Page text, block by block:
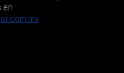
en